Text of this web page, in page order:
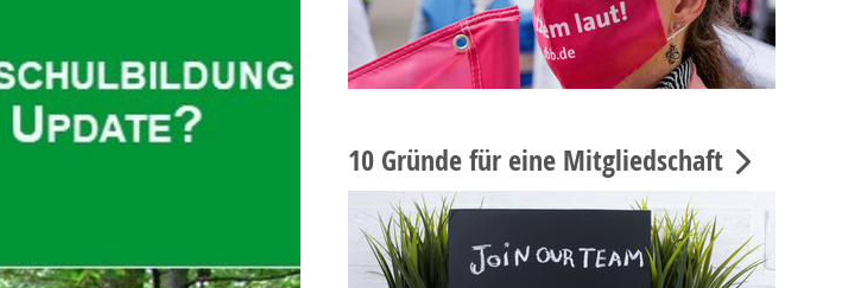
10 Gründe für eine Mitgliedschaft